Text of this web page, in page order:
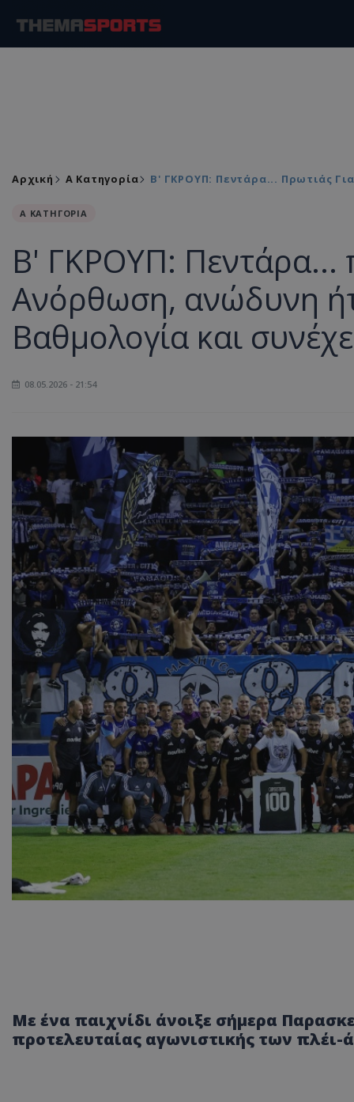
Αρχική Α Κατηγορία Β' ΓΚΡΟΥΠ: Πεντάρα... Πρωτιάς
Α ΚΑΤΗΓΟΡΙΑ
Β' ΓΚΡΟΥΠ: Πεντάρα...
Ανόρθωση, ανώδυνη
Βαθμολογία και
08.05.2026 - 21:54
Με ένα παιχνίδι άνοιξε σήμερα
προτελευταίας αγωνιστικής των πλέι-